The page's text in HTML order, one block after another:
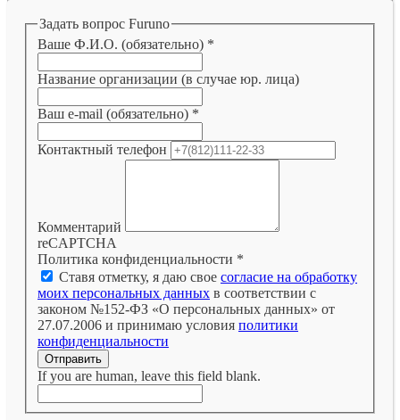
Задать вопрос Furuno
Ваше Ф.И.О. (обязательно) *
Название организации (в случае юр. лица)
Ваш e-mail (обязательно) *
Контактный телефон
Комментарий
reCAPTCHA
Политика конфиденциальности *
Ставя отметку, я даю свое согласие на обработку
моих персональных данных в соответствии с
законом №152-ФЗ «О персональных данных» от
27.07.2006 и принимаю условия политики
конфиденциальности
Отправить
If you are human, leave this field blank.